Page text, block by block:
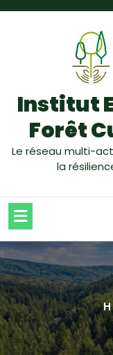
Institut
Forêt
Le réseau multi-
la